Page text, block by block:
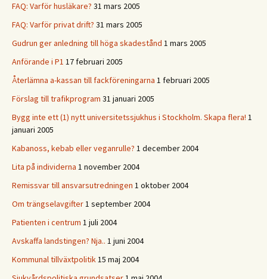
FAQ: Varför husläkare? 31 mars 2005
FAQ: Varför privat drift? 31 mars 2005
Gudrun ger anledning till höga skadestånd 1 mars 2005
Anförande i P1 17 februari 2005
Återlämna a-kassan till fackföreningarna 1 februari 2005
Förslag till trafikprogram 31 januari 2005
Bygg inte ett (1) nytt universitetssjukhus i Stockholm. Skapa flera! 1
januari 2005
Kabanoss, kebab eller veganrulle? 1 december 2004
Lita på individerna 1 november 2004
Remissvar till ansvarsutredningen 1 oktober 2004
Om trängselavgifter1 september 2004
Patienten i centrum 1 juli 2004
Avskaffa landstingen? Nja.. 1 juni 2004
Kommunal tillväxtpolitik15 maj 2004